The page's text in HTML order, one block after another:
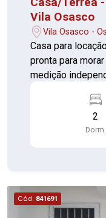
Vila Osasco
Vila Osasco -
Casa para
pronta para morar * Água e energia elétrica
medição independente* - 02
gabinete (piso
cerâmica) - Área
(piso cerâmica) - 01
de Abreu,
escolas,
2
Dorm.
Cód. 841691